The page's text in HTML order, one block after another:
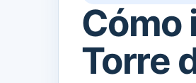
Cómo
Torre